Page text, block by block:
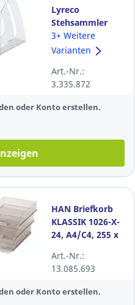
Lyreco
Stehsammler
Style, aus
Kunststoff,
transparent
3+ Weitere
Varianten
Art.-Nr.:
3.335.872
oder Konto erstellen.
HAN Briefkorb
KLASSIK 1026-X-
24, A4/C4, 255 x
grau/transp.
Art.-Nr.:
13.085.693
oder Konto erstellen.